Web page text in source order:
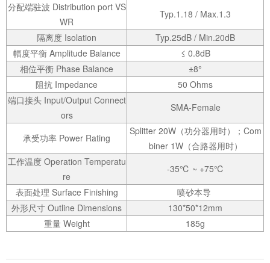
分配端驻波 Distribution port VS
WR
Typ.1.18 / Max.1.3
隔离度 Isolation
Typ.25dB / Min.20dB
幅度平衡 Amplitude Balance
≤ 0.8dB
相位平衡 Phase Balance
±8°
阻抗 Impedance
50 Ohms
端口接头 Input/Output Connect
ors
SMA-Female
承受功率 Power Rating
Splitter 20W（功分器用时）；Com
biner 1W（合路器用时）
工作温度 Operation Temperatu
re
-35℃ ~ +75℃
表面处理 Surface Finishing
喷砂本导
外形尺寸 Outline Dimensions
130*50*12mm
重量 Weight
185g